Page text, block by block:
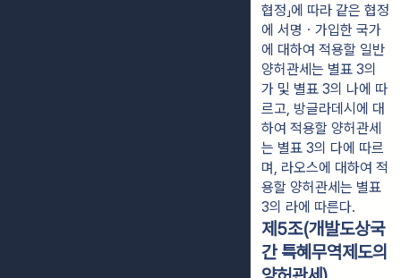
협정」에 따라 같은 협정
에 서명ㆍ가입한 국가
에 대하여 적용할 일반
양허관세는 별표 3의
가 및 별표 3의 나에 따
르고, 방글라데시에 대
하여 적용할 양허관세
는 별표 3의 다에 따르
며, 라오스에 대하여 적
용할 양허관세는 별표
3의 라에 따른다.
제5조(개발도상국
간 특혜무역제도의